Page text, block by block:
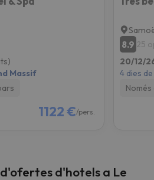
Massif
1122 €/pers.
8.9 25
20/12/
4 dies
d'hotels a Le